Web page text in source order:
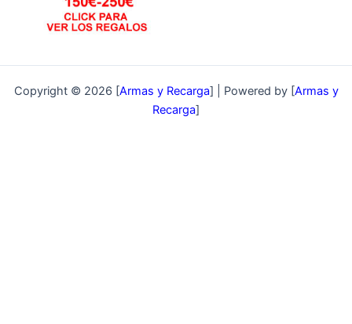
Copyright © 2026 [Armas y Recarga] | Powered by [Armas y
Recarga]